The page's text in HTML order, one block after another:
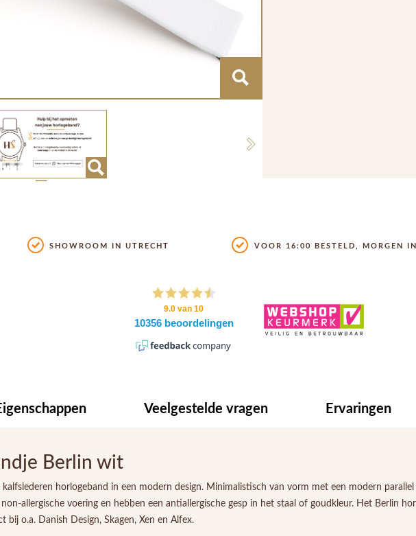
Next
SHOWROOM IN UTRECHT VOOR 16:00 BESTELD, MORGEN
Veelgestelde vragen Ervaringen
Berlin wit
horlogeband in een modern design. Minimalistisch van vorm met een modern
allergische voering en hebben een antiallergische gesp in het staal of goudkleur. Het Berlin
bij o.a. Danish Design, Skagen, Xen en Alfex.